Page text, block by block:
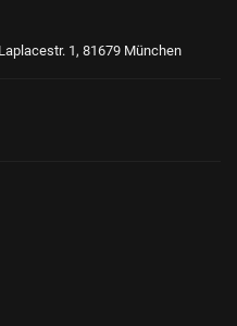
1, 81679 München